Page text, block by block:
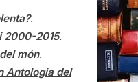
.
2000-2015.
món.
Antologia del